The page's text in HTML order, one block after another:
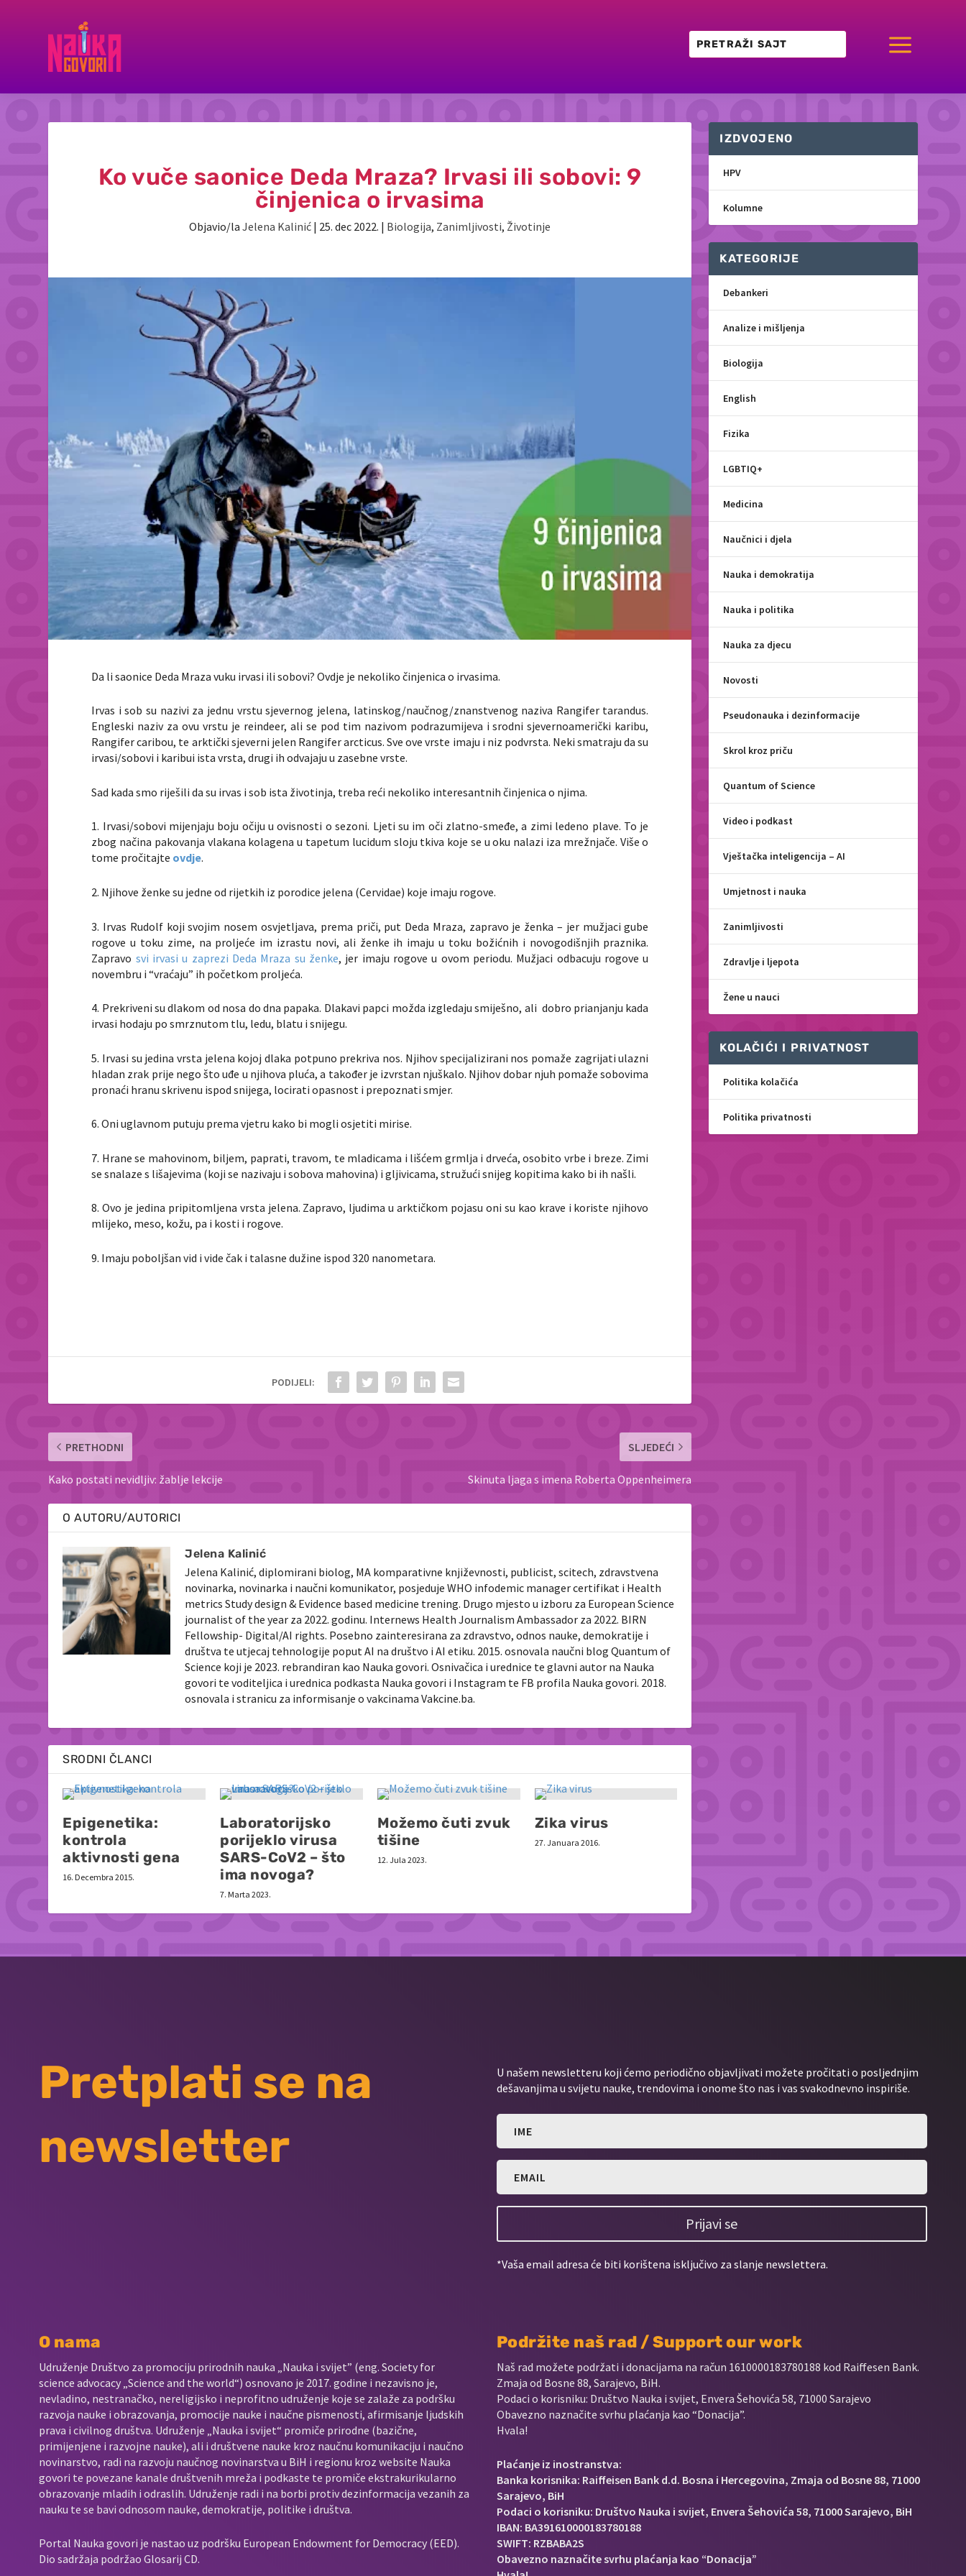
a
Ko vuče saonice Deda Mraza? Irvasi ili sobovi: 9
činjenica o irvasima
Objavio/laJelena Kalinić | 25. dec 2022. | Biologija, Zanimljivosti, Životinje
Da li saonice Deda Mraza vuku irvasi ili sobovi? Ovdje je nekoliko činjenica o irvasima.
Irvas i sob su nazivi za jednu vrstu sjevernog jelena, latinskog/naučnog/znanstvenog naziva Rangifer tarandus.
Engleski naziv za ovu vrstu je reindeer, ali se pod tim nazivom podrazumijeva i srodni sjevernoamerički karibu,
Rangifer caribou, te arktički sjeverni jelen Rangifer arcticus. Sve ove vrste imaju i niz podvrsta. Neki smatraju da su
irvasi/sobovi i karibui ista vrsta, drugi ih odvajaju u zasebne vrste.
Sad kada smo riješili da su irvas i sob ista životinja, treba reći nekoliko interesantnih činjenica o njima.
1. Irvasi/sobovi mijenjaju boju očiju u ovisnosti o sezoni. Ljeti su im oči zlatno-smeđe, a zimi ledeno plave. To je
zbog načina pakovanja vlakana kolagena u tapetum lucidum sloju tkiva koje se u oku nalazi iza mrežnjače. Više o
tome pročitajte ovdje.
2. Njihove ženke su jedne od rijetkih iz porodice jelena (Cervidae) koje imaju rogove.
3. Irvas Rudolf koji svojim nosem osvjetljava, prema priči, put Deda Mraza, zapravo je ženka – jer mužjaci gube
rogove u toku zime, na proljeće im izrastu novi, ali ženke ih imaju u toku božićnih i novogodišnjih praznika.
Zapravo svi irvasi u zaprezi Deda Mraza su ženke, jer imaju rogove u ovom periodu. Mužjaci odbacuju rogove u
novembru i “vraćaju” ih početkom proljeća.
4. Prekriveni su dlakom od nosa do dna papaka. Dlakavi papci možda izgledaju smiješno, ali dobro prianjanju kada
irvasi hodaju po smrznutom tlu, ledu, blatu i snijegu.
5. Irvasi su jedina vrsta jelena kojoj dlaka potpuno prekriva nos. Njihov specijalizirani nos pomaže zagrijati ulazni
hladan zrak prije nego što uđe u njihova pluća, a također je izvrstan njuškalo. Njihov dobar njuh pomaže sobovima
pronaći hranu skrivenu ispod snijega, locirati opasnost i prepoznati smjer.
6. Oni uglavnom putuju prema vjetru kako bi mogli osjetiti mirise.
7. Hrane se mahovinom, biljem, paprati, travom, te mladicama i lišćem grmlja i drveća, osobito vrbe i breze. Zimi
se snalaze s lišajevima (koji se nazivaju i sobova mahovina) i gljivicama, stružući snijeg kopitima kako bi ih našli.
8. Ovo je jedina pripitomljena vrsta jelena. Zapravo, ljudima u arktičkom pojasu oni su kao krave i koriste njihovo
mlijeko, meso, kožu, pa i kosti i rogove.
9. Imaju poboljšan vid i vide čak i talasne dužine ispod 320 nanometara.
PODIJELI:
PRETHODNI
Kako postati nevidljiv: žablje lekcije
SLJEDEĆI
Skinuta ljaga s imena Roberta Oppenheimera
O AUTORU/AUTORICI
Jelena Kalinić
Jelena Kalinić, diplomirani biolog, MA komparativne književnosti, publicist, scitech, zdravstvena
novinarka, novinarka i naučni komunikator, posjeduje WHO infodemic manager certifikat i Health
metrics Study design & Evidence based medicine trening. Drugo mjesto u izboru za European Science
journalist of the year za 2022. godinu. Internews Health Journalism Ambassador za 2022. BIRN
Fellowship- Digital/AI rights. Posebno zainteresirana za zdravstvo, odnos nauke, demokratije i
društva te utjecaj tehnologije poput AI na društvo i AI etiku. 2015. osnovala naučni blog Quantum of
Science koji je 2023. rebrandiran kao Nauka govori. Osnivačica i urednice te glavni autor na Nauka
govori te voditeljica i urednica podkasta Nauka govori i Instagram te FB profila Nauka govori. 2018.
osnovala i stranicu za informisanje o vakcinama Vakcine.ba.
SRODNI ČLANCI
Epigenetika:
kontrola
aktivnosti gena
16. Decembra 2015.
Laboratorijsko
porijeklo virusa
SARS-CoV2 – što
ima novoga?
7. Marta 2023.
Možemo čuti zvuk
tišine
12. Jula 2023.
Zika virus
27. Januara 2016.
IZDVOJENO
HPV
Kolumne
KATEGORIJE
Debankeri
Analize i mišljenja
Biologija
English
Fizika
LGBTIQ+
Medicina
Naučnici i djela
Nauka i demokratija
Nauka i politika
Nauka za djecu
Novosti
Pseudonauka i dezinformacije
Skrol kroz priču
Quantum of Science
Video i podkast
Vještačka inteligencija – AI
Umjetnost i nauka
Zanimljivosti
Zdravlje i ljepota
Žene u nauci
KOLAČIĆI I PRIVATNOST
Politika kolačića
Politika privatnosti
Pretplati se na
newsletter
U našem newsletteru koji ćemo periodično objavljivati možete pročitati o posljednjim
dešavanjima u svijetu nauke, trendovima i onome što nas i vas svakodnevno inspiriše.
Prijavi se
*Vaša email adresa će biti korištena isključivo za slanje newslettera.
O nama
Udruženje Društvo za promociju prirodnih nauka „Nauka i svijet” (eng. Society for
science advocacy „Science and the world“) osnovano je 2017. godine i nezavisno je,
nevladino, nestranačko, nereligijsko i neprofitno udruženje koje se zalaže za podršku
razvoja nauke i obrazovanja, promocije nauke i naučne pismenosti, afirmisanje ljudskih
prava i civilnog društva. Udruženje „Nauka i svijet“ promiče prirodne (bazične,
primijenjene i razvojne nauke), ali i društvene nauke kroz naučnu komunikaciju i naučno
novinarstvo, radi na razvoju naučnog novinarstva u BiH i regionu kroz website Nauka
govori te povezane kanale društvenih mreža i podkaste te promiče ekstrakurikularno
obrazovanje mladih i odraslih. Udruženje radi i na borbi protiv dezinformacija vezanih za
nauku te se bavi odnosom nauke, demokratije, politike i društva.
Portal Nauka govori je nastao uz podršku European Endowment for Democracy (EED).
Dio sadržaja podržao Glosarij CD.
Podržite naš rad / Support our work
Naš rad možete podržati i donacijama na račun 1610000183780188 kod Raiffesen Bank.
Zmaja od Bosne 88, Sarajevo, BiH.
Podaci o korisniku: Društvo Nauka i svijet, Envera Šehovića 58, 71000 Sarajevo
Obavezno naznačite svrhu plaćanja kao “Donacija”.
Hvala!
Plaćanje iz inostranstva:
Banka korisnika: Raiffeisen Bank d.d. Bosna i Hercegovina, Zmaja od Bosne 88, 71000
Sarajevo, BiH
Podaci o korisniku: Društvo Nauka i svijet, Envera Šehovića 58, 71000 Sarajevo, BiH
IBAN: BA391610000183780188
SWIFT: RZBABA2S
Obavezno naznačite svrhu plaćanja kao “Donacija”